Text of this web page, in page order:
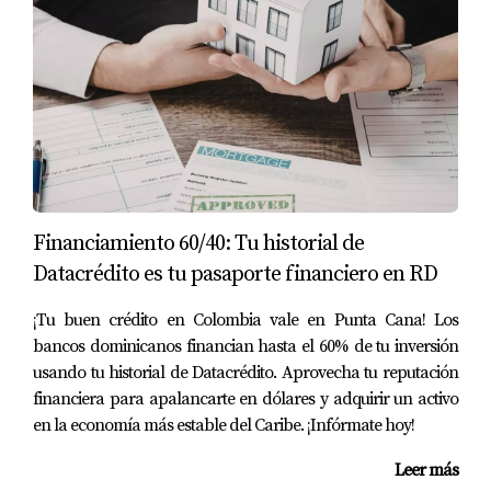
combina diseño moderno, amenidades estilo resort y un
concepto de comunidad que atrae tanto a inversionistas
como a compradores finales.
Este modelo permite:
Invertir en una unidad dentro de un proyecto con
concepto turístico premium.
largas.
Disfrutar de amenidades exclusivas como lagunas
artificiales, áreas recreativas y servicios integrados.
Para muchos inversionistas internacionales, proyectos
como Oasis Lake representan una forma de diversificar
su portafolio con activos inmobiliarios en el Caribe.
Riesgos y consideraciones al invertir
Financiamiento 60/40: Tu historial de
Datacrédito es tu pasaporte financiero en RD
¡Tu buen crédito en Colombia vale en Punta Cana! Los
bancos dominicanos financian hasta el 60% de tu inversión
usando tu historial de Datacrédito. Aprovecha tu reputación
financiera para apalancarte en dólares y adquirir un activo
en la economía más estable del Caribe. ¡Infórmate hoy!
Leer más